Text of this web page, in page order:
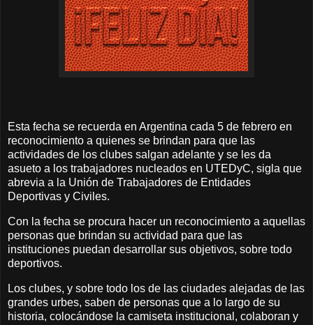
Esta fecha se recuerda en Argentina cada 5 de febrero en
reconocimiento a quienes se brindan para que las
actividades de los clubes salgan adelante y se les da
asueto a los trabajadores nucleados en UTEDyC, sigla que
abrevia a la Unión de Trabajadores de Entidades
Deportivas y Civiles.
Con la fecha se procura hacer un reconocimiento a aquellas
personas que brindan su actividad para que las
instituciones puedan desarrollar sus objetivos, sobre todo
deportivos.
Los clubes, y sobre todo los de las ciudades alejadas de las
grandes urbes, saben de personas que a lo largo de su
historia, colocándose la camiseta institucional, colaboran y